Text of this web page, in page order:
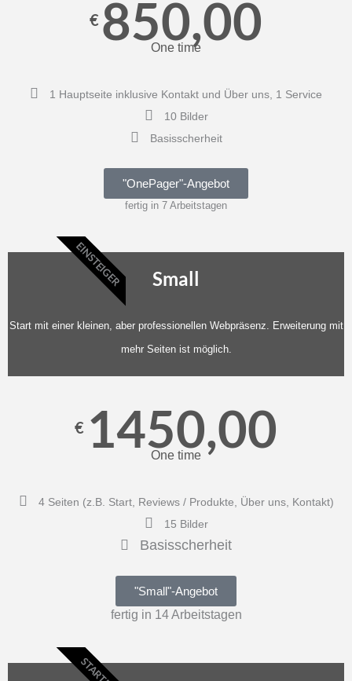
€ 850,00
One time
1 Hauptseite inklusive Kontakt und Über uns, 1 Service
10 Bilder
Basisscherheit
"OnePager"-Angebot
fertig in 7 Arbeitstagen
EINSTEIGER Small
Start mit einer kleinen, aber professionellen Webpräsenz. Erweiterung mit
mehr Seiten ist möglich.
€ 1450,00
One time
4 Seiten (z.B. Start, Reviews / Produkte, Über uns, Kontakt)
15 Bilder
Basisscherheit
"Small"-Angebot
fertig in 14 Arbeitstagen